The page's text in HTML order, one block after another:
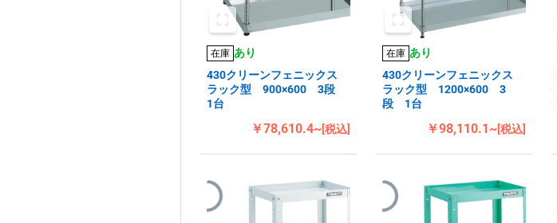
在庫 あり
430クリーンフェニックス
ラック型 900×600 3段
1台
￥78,610.4~[税込]
在庫 あり
430クリーンフェニックス
ラック型 1200×600 3
段 1台
￥98,110.1~[税込]